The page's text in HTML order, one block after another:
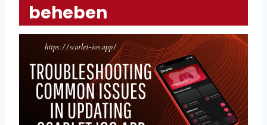
beheben